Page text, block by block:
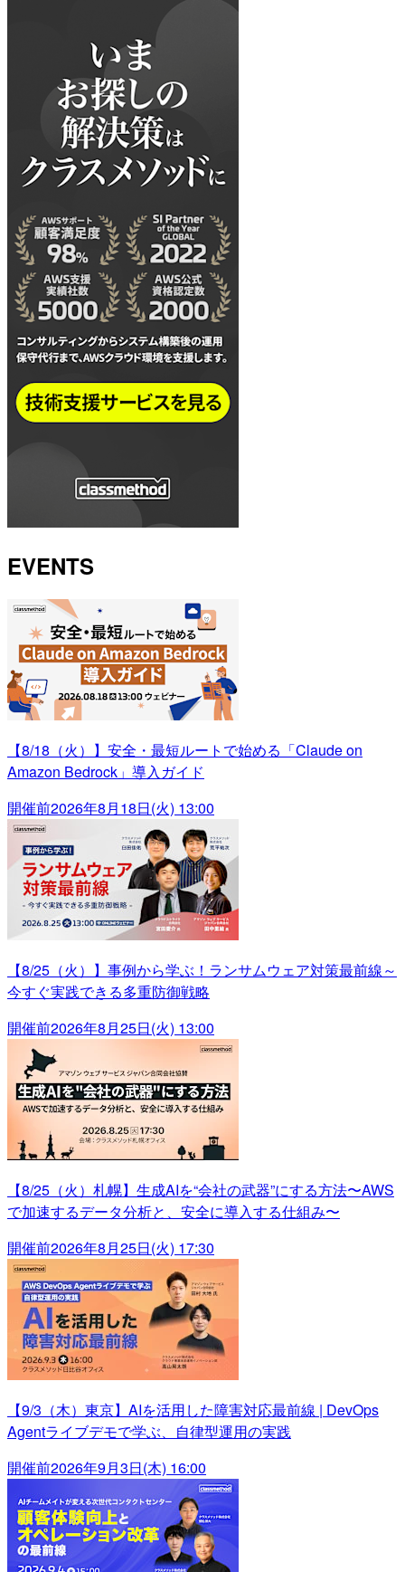
EVENTS
【8/18（火）】安全・最短ルートで始める「Claude on
Amazon Bedrock」導入ガイド
開催前2026年8月18日(火) 13:00
【8/25（火）】事例から学ぶ！ランサムウェア対策最前線～
今すぐ実践できる多重防御戦略
開催前2026年8月25日(火) 13:00
【8/25（火）札幌】生成AIを“会社の武器”にする方法〜AWS
で加速するデータ分析と、安全に導入する仕組み〜
開催前2026年8月25日(火) 17:30
【9/3（木）東京】AIを活用した障害対応最前線 | DevOps
Agentライブデモで学ぶ、自律型運用の実践
開催前2026年9月3日(木) 16:00